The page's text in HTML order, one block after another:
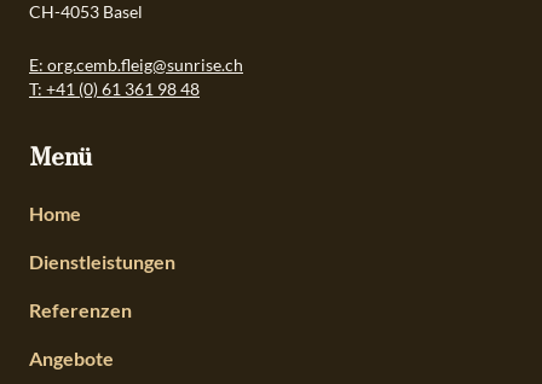
CH-4053 Basel
E: org.cemb.fleig@sunrise.ch
T: +41 (0) 61 361 98 48
Menü
Home
Dienstleistungen
Referenzen
Angebote